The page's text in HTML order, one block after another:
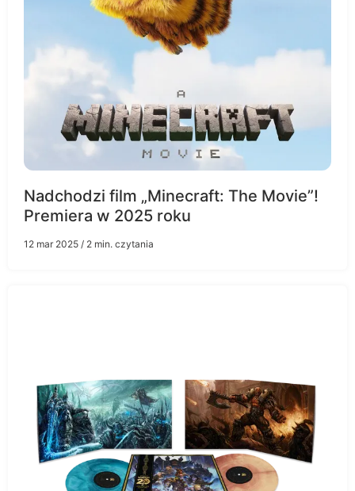
Nadchodzi film „Minecraft: The Movie”!
Premiera w 2025 roku
12 mar 2025 / 2 min. czytania